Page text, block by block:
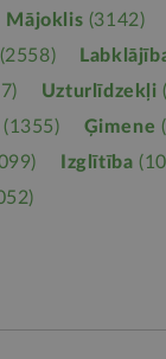
Mājoklis (3142)
(2558)
Uzturlīdzekļi
(1355) Ģimene
Izglītība